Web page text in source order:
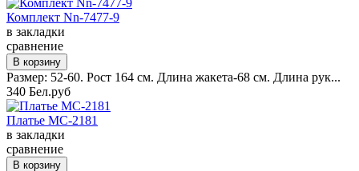
Комплект Nn-7477-9
в закладки
сравнение
Размер: 52-60. Рост 164 см. Длина жакета-68 см. Длина рук...
340 Бел.руб
Платье MC-2181
в закладки
сравнение